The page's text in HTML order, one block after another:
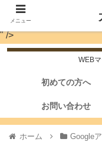
" />
WEB
初めての方へ
お問い合わせ
ホーム Google
メニュー